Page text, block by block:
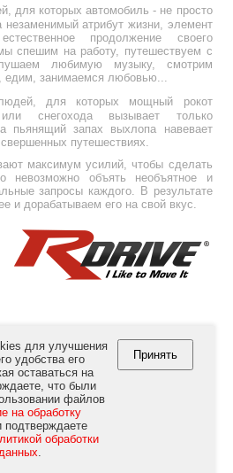
для которых автомобиль - не просто
незаменимый атрибут жизни, элемент
продолжение своего
спешим на работу, путешествуем с
любимую музыку, смотрим
занимаемся любовью...
для которых мощный рокот
снегохода вызывает только
пьянящий запах выхлопа навевает
путешествиях.
максимум усилий, чтобы сделать
невозможно объять необъятное и
запросы каждого. В результате
и дорабатываем его на свой вкус.
byRULink Ltd. All Rights Reserved.
для улучшения
удобства его
оставаться на
что были
файлов
на обработку
подтверждаете
обработки
.
Принять